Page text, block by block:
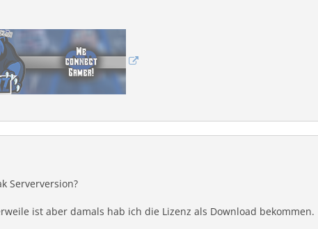
Serverversion?
ist aber damals hab ich die Lizenz als Download bekommen.